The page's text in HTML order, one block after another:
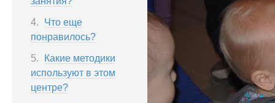
Что еще
понравилось?
Какие методики
используют в этом
центре?